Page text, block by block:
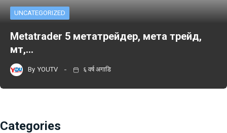
UNCATEGORIZED
Metatrader 5 метатрейдер, мета трейд,
мт,…
By YOUTV ६ वर्ष अगाडि
Categories